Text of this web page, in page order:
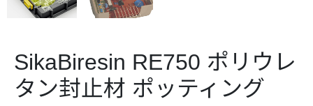
SikaBiresin RE750 ポリウレ
タン封止材 ポッティング